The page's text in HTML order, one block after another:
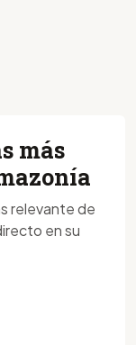
más
relevante de
en su